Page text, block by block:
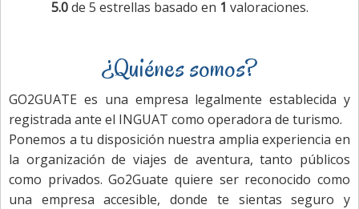
5.0de 5 estrellas basado en 1 valoraciones.
¿Quiénes somos?
GO2GUATE es una empresa legalmente establecida y
registrada ante el INGUAT como operadora de turismo.
Ponemos a tu disposición nuestra amplia experiencia en
la organización de viajes de aventura, tanto públicos
como privados. Go2Guate quiere ser reconocido como
una empresa accesible, donde te sientas seguro y